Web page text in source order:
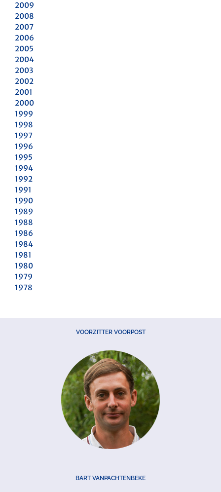
2009
2008
2007
2006
2005
2004
2003
2002
2001
2000
1999
1998
1997
1996
1995
1994
1992
1991
1990
1989
1988
1986
1984
1981
1980
1979
1978
VOORZITTER VOORPOST
BART VANPACHTENBEKE